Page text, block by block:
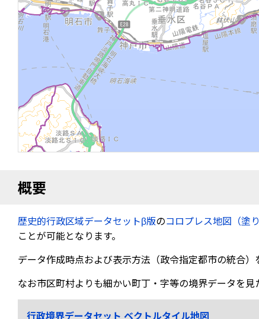
概要
歴史的行政区域データセットβ版のコロプレス地図（塗
ことが可能となります。
データ作成時点および表示方法（政令指定都市の統合）
なお市区町村よりも細かい町丁・字等の境界データを
行政境界データセット ベクトルタイル地図